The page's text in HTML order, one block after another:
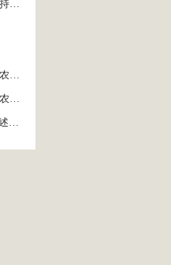
银杏伙伴成长计划——探索支持公益人才的路径
多元化参与，阶梯式培养——农家女机构农村妇女参政项目介绍
益阳市资阳区长春镇李家坪村农民增收调研报告
“十三五”期间乡村教育研究综述（2015～2020）